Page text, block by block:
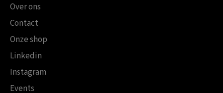
Over ons
Contact
Onze shop
Linkedin
Instagram
Events